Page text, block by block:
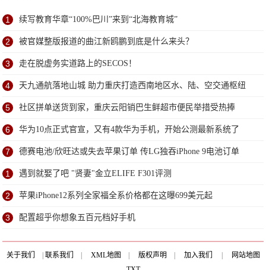
1 续写教育华章“100%巴川”来到“北海教育城”
2 被官媒整版报道的曲江新鸥鹏到底是什么来头？
3 走在脱虚务实道路上的SECOS！
4 天九通航落地山城 助力重庆打造西南地区水、陆、空交通枢纽
5 社区拼单送货到家，重庆云阳销巴生鲜超市便民举措受热捧
6 华为10点正式官宣，又有4款华为手机，开始公测最新系统了
7 德赛电池/欣旺达或失去苹果订单 传LG独吞iPhone 9电池订单
1 遇到就娶了吧 "贤妻"金立ELIFE F301评测
2 苹果iPhone12系列全家福全系价格都在这曝699美元起
3 配置超乎你想象五百元档好手机
关于我们 联系我们 XML地图 版权声明 加入我们
网站地图